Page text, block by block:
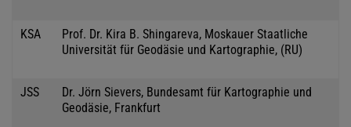
KSA
Prof. Dr. Kira B. Shingareva, Moskauer Staatliche
Universität für Geodäsie und Kartographie, (RU)
JSS
Dr. Jörn Sievers, Bundesamt für Kartographie und
Geodäsie, Frankfurt